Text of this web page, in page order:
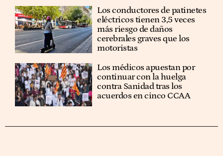
Los conductores de patinetes
eléctricos tienen 3,5 veces
más riesgo de daños
cerebrales graves que los
motoristas
Los médicos apuestan por
continuar con la huelga
contra Sanidad tras los
acuerdos en cinco CCAA